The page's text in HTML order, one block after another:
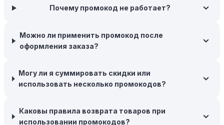
Лекопторг, могут прислать вам код скидки, чтобы
Межсезонные покупки:Приобретайте товары во
время межсезонных распродаж, когда магазины
товары на следующий сезон, когда они будут в
продаже.
Возможность бесплатной доставки:Большинство
интернет-магазинов часто предлагают бесплатную
Почему промокод не работает?
Можно ли применить промокод после
оформления заказа?
Могу ли я суммировать скидки или
использовать несколько промокодов?
Каковы правила возврата товаров при
использовании промокодов?